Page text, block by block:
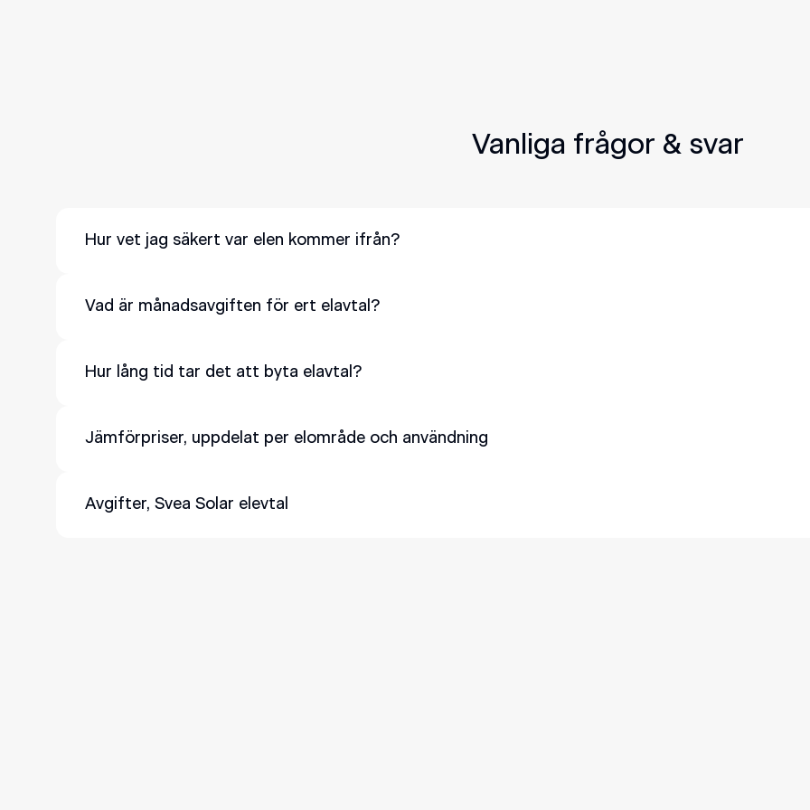
Vanliga frågor & svar
Hur vet jag säkert var elen kommer ifrån?
energikällor med tonvikt på svensk solkraft och vattenkraft.
Vad är månadsavgiften för ert elavtal?
tjänsten.
Hur lång tid tar det att byta elavtal?
Jämförpriser, uppdelat per elområde och användning
Avgifter, Svea Solar elevtal